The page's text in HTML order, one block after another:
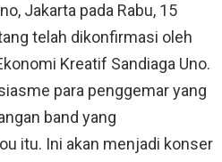
Jakarta pada Rabu, 15
telah dikonfirmasi oleh
Kreatif Sandiaga Uno.
para penggemar yang
band yang
itu. Ini akan menjadi konser